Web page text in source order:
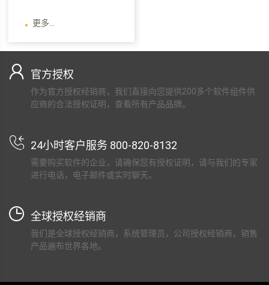
更多...
官方授权
作为官方授权经销商，我们直接向您提供200多个软件组件供
应商的合法授权证明，查看所有产品品牌。
24小时客户服务 800-820-8132
需要购买软件的企业，请确保您有授权证明，请与我们的专家
进行电话，电子邮件或实时聊天。
全球授权经销商
我们是全球授权经销商，系统管理员，公司授权经销商，销售
产品遍布世界各地。